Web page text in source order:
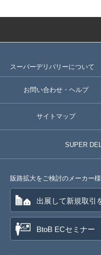
スーパーデリバリーについて
お問い合わせ・ヘルプ
サイトマップ
SUPER
販路拡大をご検討のメーカー
出展して新規取引
BtoB ECセミナー